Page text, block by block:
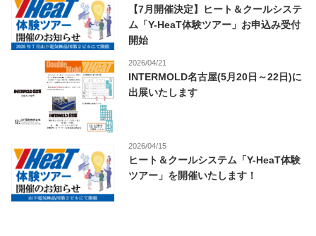
【7月開催決定】ヒート＆クールシステ
ム「Y-HeaT体験ツアー」お申込み受付
開始
2026/04/21
INTERMOLD名古屋(5月20日～22日)に
出展いたします
2026/04/15
ヒート＆クールシステム「Y-HeaT体験
ツアー」を開催いたします！